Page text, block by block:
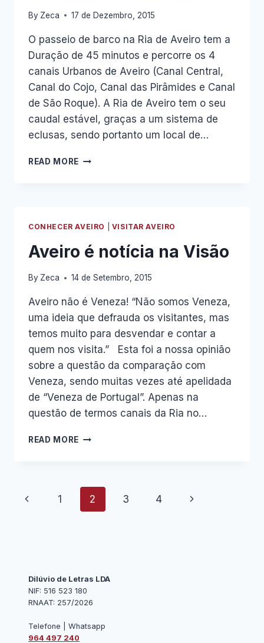
By Zeca 17 de Dezembro, 2015
O passeio de barco na Ria de Aveiro tem a
Duração de 45 minutos e percorre os 4
canais Urbanos de Aveiro (Canal Central,
Canal do Cojo, Canal das Pirâmides e Canal
de São Roque). A Ria de Aveiro tem o seu
caudal estável, graças a um sistema de
eclusas, sendo portanto um local de…
READ MORE PASSEIO
CONHECER AVEIRO VISITAR AVEIRO
Aveiro é notícia na Visão
By Zeca 14 de Setembro, 2015
Aveiro não é Veneza! “Não somos Veneza,
uma ideia que defrauda os visitantes, mas
temos muito para desvendar e contar a
quem nos visita.” Esta foi a nossa opinião
sobre a questão da comparação com
Veneza, sendo muitas vezes até apelidada
de “Veneza de Portugal”. Apenas na
questão de termos canais da Ria no…
READ MORE AVEIRO
VISÃO
Page
Previous
1 2 3 4
Next
Dilúvio de Letras LDA
NIF: 516 523 180
RNAAT: 257/2026
Telefone | Whatsapp
964 497 240